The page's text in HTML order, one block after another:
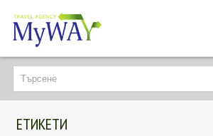
НАЙ-ТЪРСЕНИ
ДЕСТИНАЦИИ
ЕКЗОТИЧНИ ПОЧИВКИ
ЕТИКЕТИ